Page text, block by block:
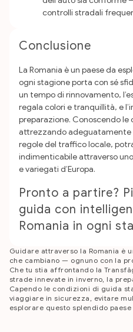
controlli stradali
Conclusione
La Romania è un paese da
ogni stagione porta con sé
un tempo di rinnovamento,
regala colori e tranquillità, e
preparazione. Conoscendo le
attrezzando adeguatamente
regole del traffico locale,
indimenticabile attraverso
e variegati d’Europa.
Pronto a partire?
guida con
Romania in ogni
Guidare attraverso la Romania è
che cambiano — ognuno con la
Che tu stia affrontando la
strade innevate in inverno, la
Capendo le condizioni di guida
viaggiare in sicurezza, evitare
esplorare questo splendido paese